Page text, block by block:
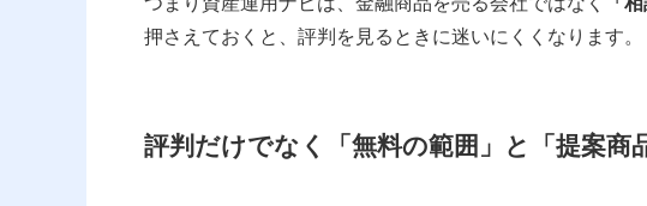
押さえておくと、評判を見るときに迷いにくくなります。
評判だけでなく「無料の範囲」と「提案商